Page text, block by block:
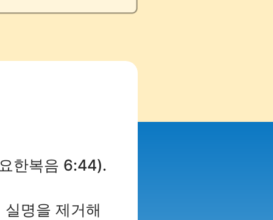
한복음 6:44).
명을 제거해